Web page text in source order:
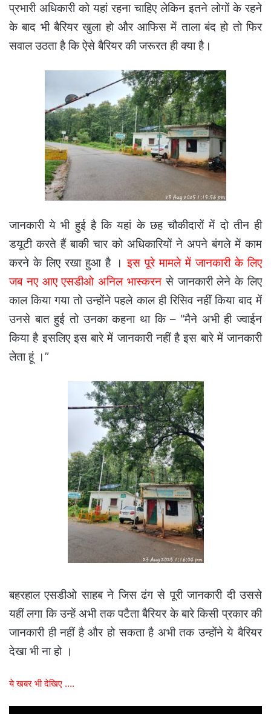
प्रभारी अधिकारी को यहां रहना चाहिए लेकिन इतने लोगों के रहने
के बाद भी बैरियर खुला हो और आफिस में ताला बंद हो तो फिर
सवाल उठता है कि ऐसे बैरियर की जरूरत ही क्या है।
जानकारी ये भी हुई है कि यहां के छह चौकीदारों में दो तीन ही
डयूटी करते हैं बाकी चार को अधिकारियों ने अपने बंगले में काम
करने के लिए रखा हुआ है ।इस पूरे मामले में जानकारी के लिए
जब नए आए एसडीओ अनिल भास्करन से जानकारी लेने के लिए
काल किया गया तो उन्होंने पहले काल ही रिसिव नहीं किया बाद में
उनसे बात हुई तो उनका कहना था कि – “मैने अभी ही ज्वाईन
किया है इसलिए इस बारे में जानकारी नहीं है इस बारे में जानकारी
लेता हूं ।”
बहरहाल एसडीओ साहब ने जिस ढंग से पूरी जानकारी दी उससे
यहीं लगा कि उन्हें अभी तक पटैता बैरियर के बारे किसी प्रकार की
जानकारी ही नहीं है और हो सकता है अभी तक उन्होंने ये बैरियर
देखा भी ना हो ।
ये खबर भी देखिए ….